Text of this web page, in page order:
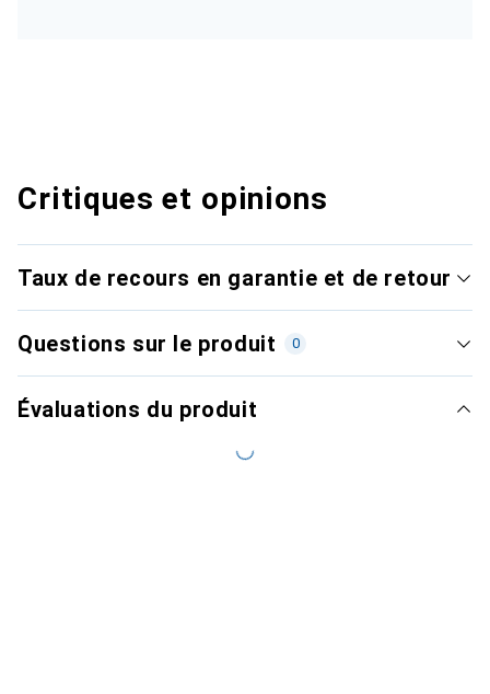
Critiques et opinions
Taux de recours en garantie et de retour
Questions sur le produit 0
Évaluations du produit